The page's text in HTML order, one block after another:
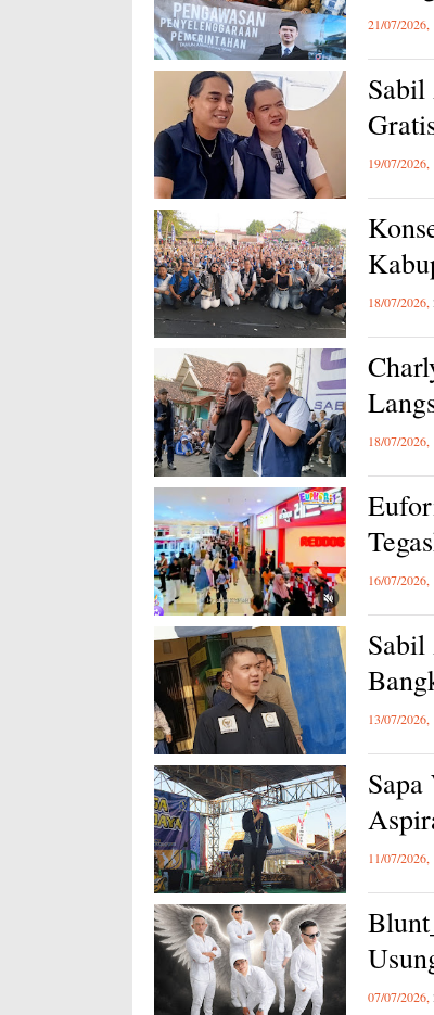
21/07/2026,
Sabil
19/07/2026,
18/07/2026,
18/07/2026,
16/07/2026,
13/07/2026,
11/07/2026,
07/07/2026,